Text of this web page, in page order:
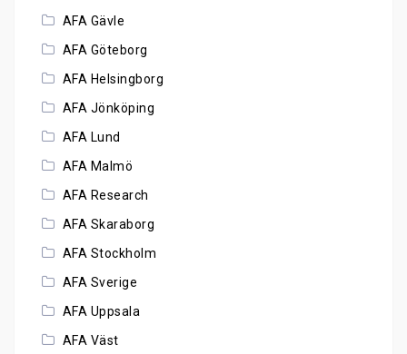
AFA Gävle
AFA Göteborg
AFA Helsingborg
AFA Jönköping
AFA Lund
AFA Malmö
AFA Research
AFA Skaraborg
AFA Stockholm
AFA Sverige
AFA Uppsala
AFA Väst